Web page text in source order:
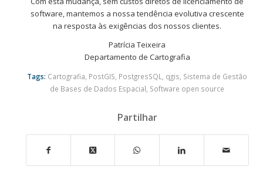
software, mantemos a nossa tendência evolutiva crescente
na resposta às exigências dos nossos clientes.
Patrícia Teixeira
Departamento de Cartografia
Tags: Cartografia PostGIS PostgresSQL qgis Sistema de Gestão
de Bases de Dados Espacial Software open source
Partilhar